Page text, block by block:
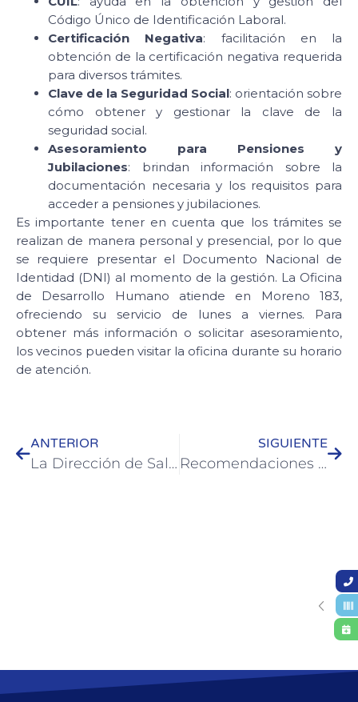
Código Único de Identificación Laboral.
Certificación Negativa: facilitación en la
obtención de la certificación negativa requerida
para diversos trámites.
Clave de la Seguridad Social: orientación sobre
cómo obtener y gestionar la clave de la
seguridad social.
Asesoramiento para Pensiones y
Jubilaciones: brindan información sobre la
documentación necesaria y los requisitos para
acceder a pensiones y jubilaciones.
Es importante tener en cuenta que los trámites se
realizan de manera personal y presencial, por lo que
se requiere presentar el Documento Nacional de
Identidad (DNI) al momento de la gestión. La Oficina
de Desarrollo Humano atiende en Moreno 183,
ofreciendo su servicio de lunes a viernes. Para
obtener más información o solicitar asesoramiento,
los vecinos pueden visitar la oficina durante su horario
de atención.
ANTERIOR
La Dirección de Salud brinda información importante sobre el Dengue
SIGUIENTE
Recomendaciones del municipio ante las intensas lluvias en la Ciudad